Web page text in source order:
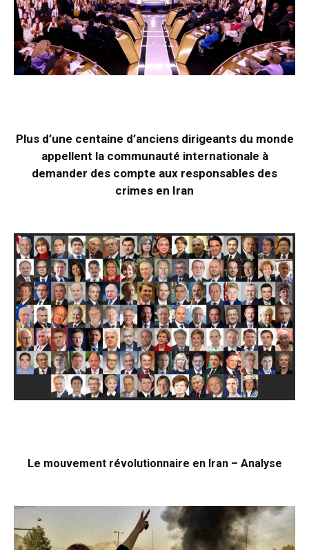
Plus d’une centaine d’anciens dirigeants du monde
appellent la communauté internationale à
demander des compte aux responsables des
crimes en Iran
Le mouvement révolutionnaire en Iran – Analyse